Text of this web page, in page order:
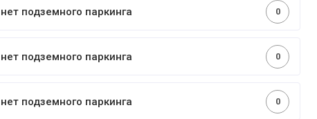
нет подземного паркинга 0
нет подземного паркинга 0
нет подземного паркинга 0